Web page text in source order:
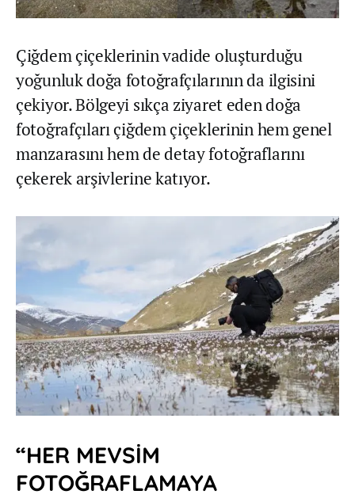
Çiğdem çiçeklerinin vadide oluşturduğu
yoğunluk doğa fotoğrafçılarının da ilgisini
çekiyor. Bölgeyi sıkça ziyaret eden doğa
fotoğrafçıları çiğdem çiçeklerinin hem genel
manzarasını hem de detay fotoğraflarını
çekerek arşivlerine katıyor.
“HER MEVSİM
FOTOĞRAFLAMAYA